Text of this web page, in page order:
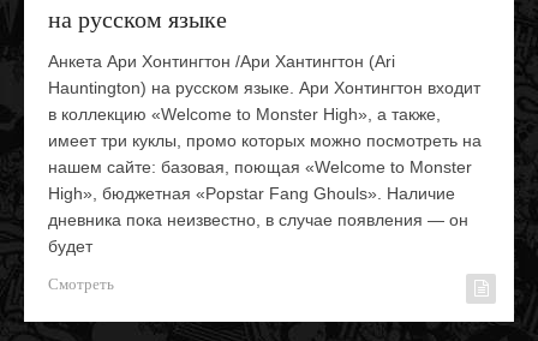
на русском языке
Анкета Ари Хонтингтон /Ари Хантингтон (Ari
Hauntington) на русском языке. Ари Хонтингтон входит
в коллекцию «Welcome to Monster High», а также,
имеет три куклы, промо которых можно посмотреть на
нашем сайте: базовая, поющая «Welcome to Monster
High», бюджетная «Popstar Fang Ghouls». Наличие
дневника пока неизвестно, в случае появления — он
будет
Смотреть